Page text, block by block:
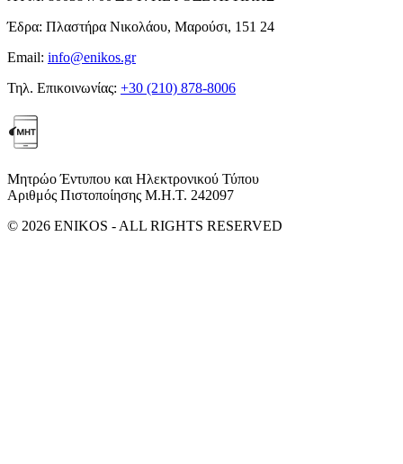
Έδρα: Πλαστήρα Νικολάου, Μαρούσι, 151 24
Email: info@enikos.gr
Τηλ. Επικοινωνίας: +30 (210) 878-8006
Μητρώο Έντυπου και Ηλεκτρονικού Τύπου
Αριθμός Πιστοποίησης Μ.Η.Τ. 242097
© 2026 ENIKOS - ALL RIGHTS RESERVED